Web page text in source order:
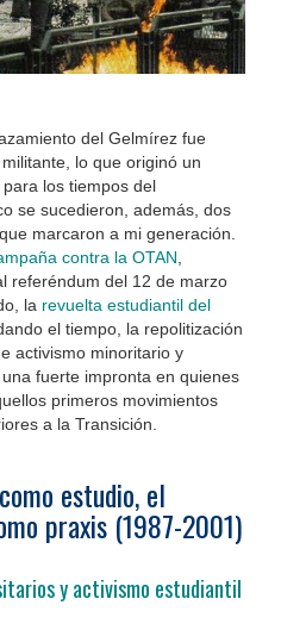
del Gelmírez fue
lo que originó un
los tiempos del
se sucedieron, además, dos
marcaron a mi generación.
contra la OTAN
referéndum del 12 de marzo
la revuelta estudiantil del
el tiempo, la repolitización
activismo minoritario y
fuerte impronta en quienes
primeros movimientos
a la Transición.
estudio, el
praxis (1987-2001)
y activismo estudiantil